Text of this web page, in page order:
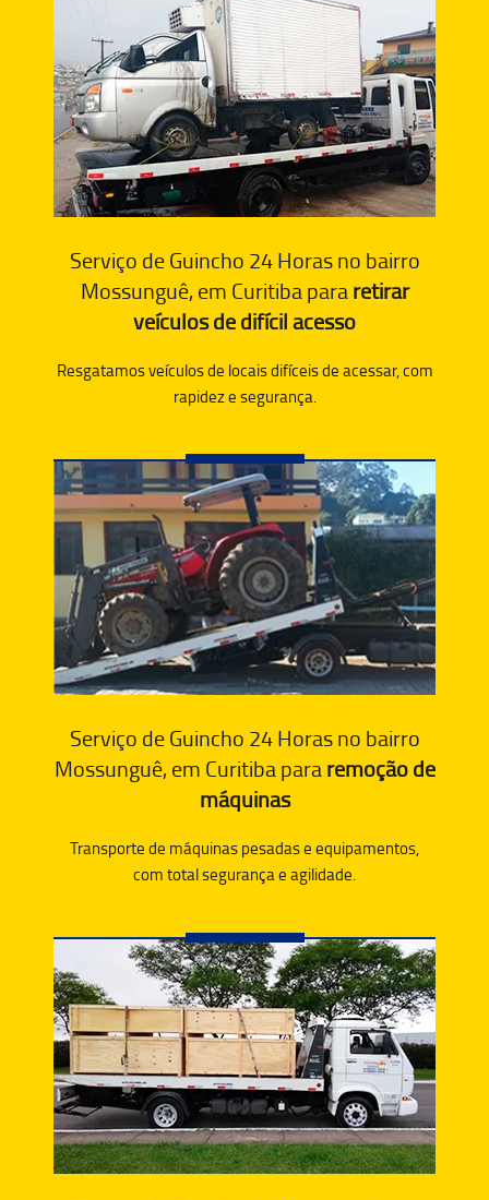
Serviço de Guincho 24 Horas no bairro
Mossunguê, em Curitiba pararetirar
veículos de difícil acesso
Resgatamos veículos de locais difíceis de acessar, com
rapidez e segurança.
Serviço de Guincho 24 Horas no bairro
Mossunguê, em Curitiba pararemoção de
máquinas
Transporte de máquinas pesadas e equipamentos,
com total segurança e agilidade.